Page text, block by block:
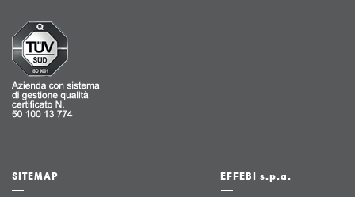
SITEMAP EFFEBI s.p.a.